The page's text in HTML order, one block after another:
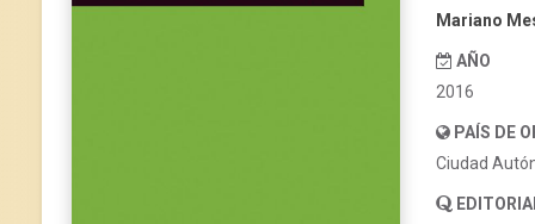
Mariano
AÑO
2016
PAÍS DE
Ciudad